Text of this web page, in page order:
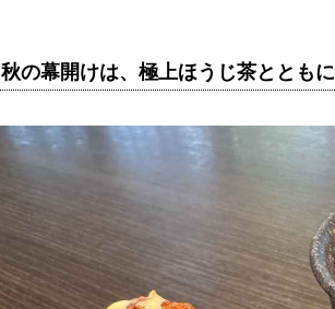
秋の幕開けは、極上ほうじ茶とともに